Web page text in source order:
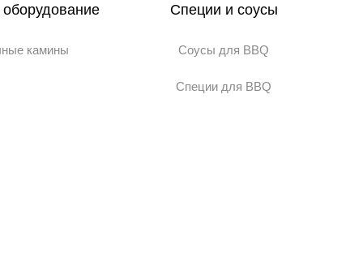
камины
Специи и соусы
Соусы для BBQ
Специи для BBQ